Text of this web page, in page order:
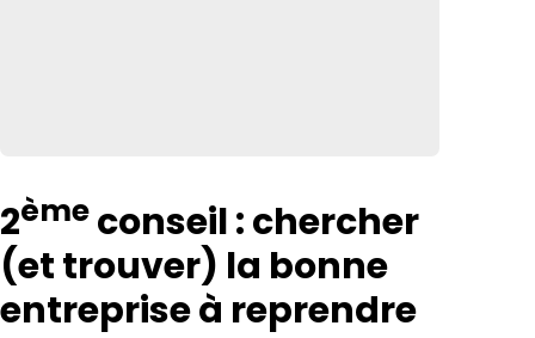
2ème conseil : chercher
(et trouver) la bonne
entreprise à reprendre